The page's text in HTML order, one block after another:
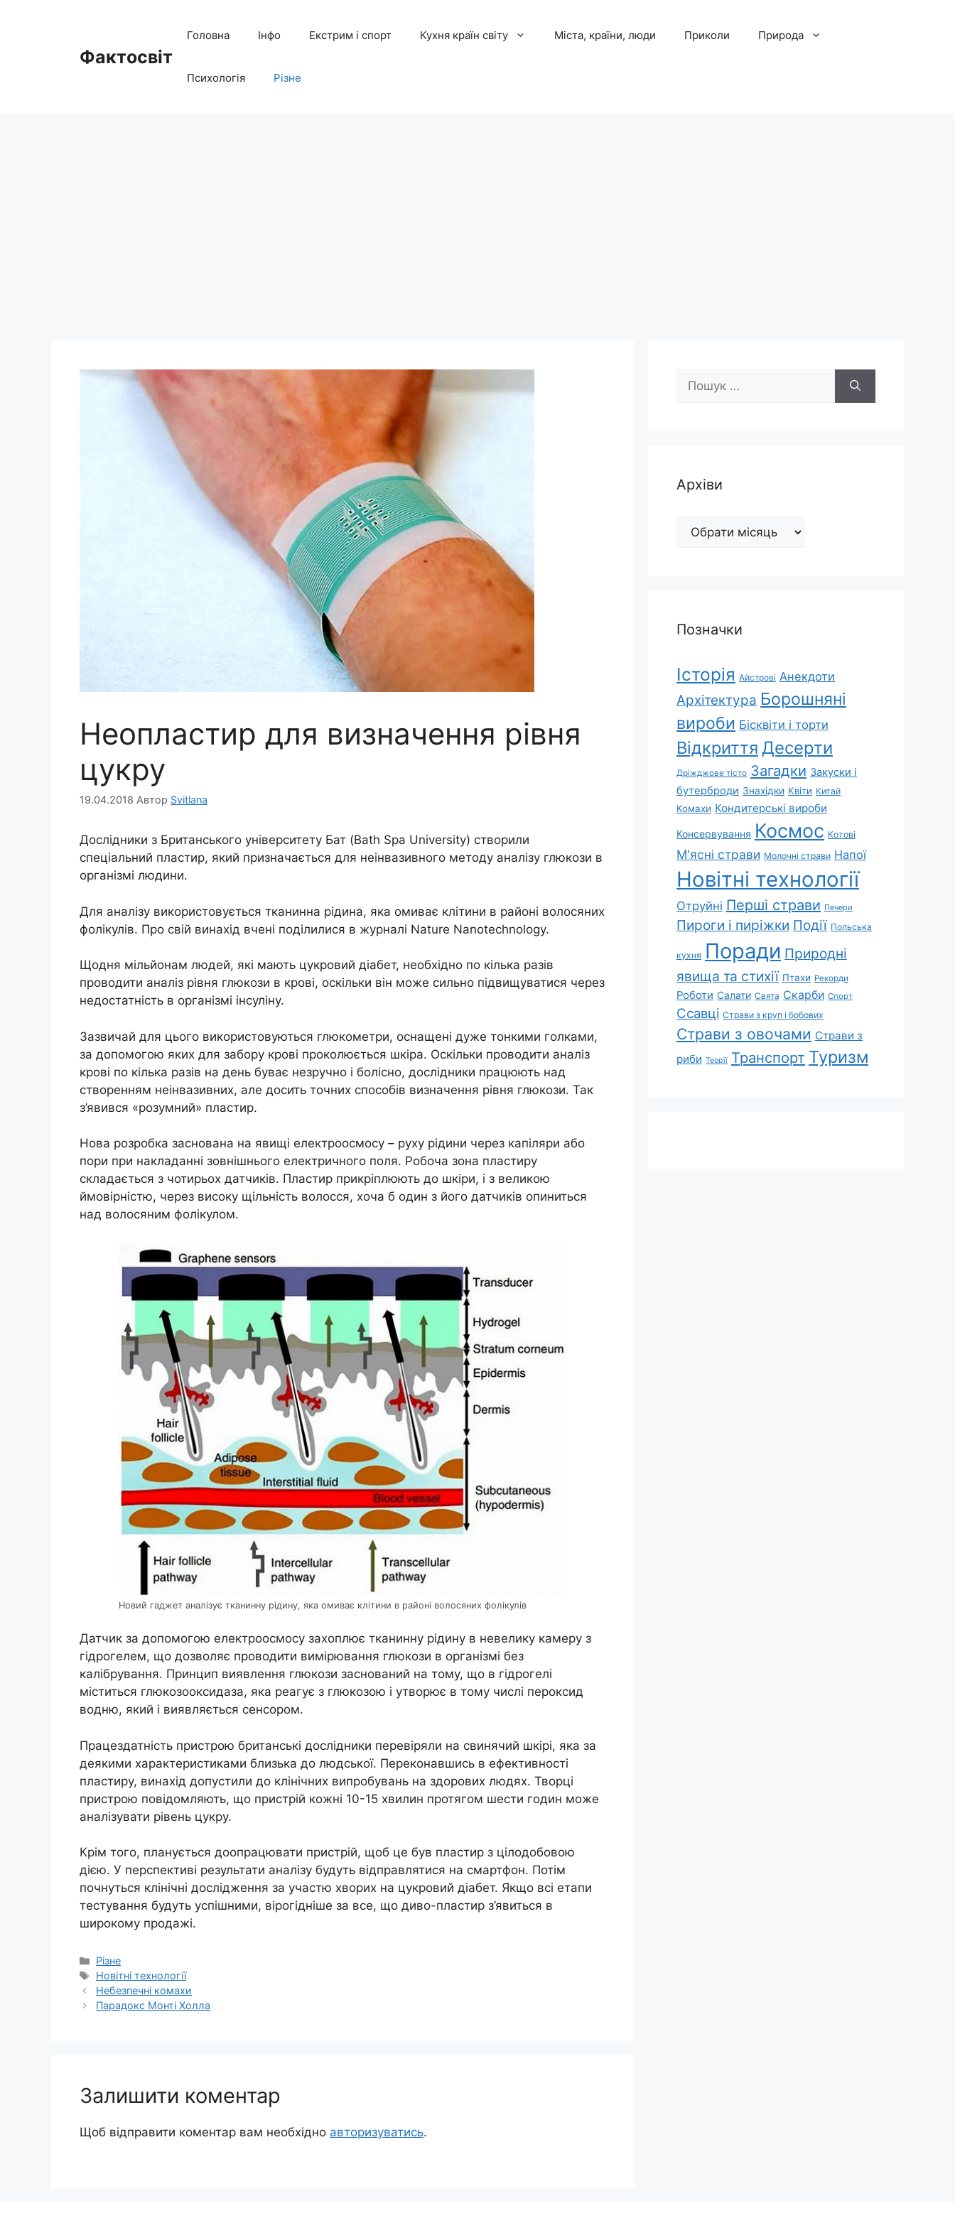
Фактосвіт
Головна Інфо Екстрим і спорт Кухня країн світу Міста, країни, люди Приколи Природа
Психологія Різне
Неопластир для визначення рівня
цукру
19.04.2018 Автор Svitlana
Дослідники з Британського університету Бат (Bath Spa University) створили
спеціальний пластир, який призначається для неінвазивного методу аналізу глюкози в
організмі людини.
Для аналізу використовується тканинна рідина, яка омиває клітини в районі волосяних
фолікулів. Про свій винахід вчені поділилися в журналі Nature Nanotechnology.
Щодня мільйонам людей, які мають цукровий діабет, необхідно по кілька разів
проводити аналіз рівня глюкози в крові, оскільки він може сильно підвищуватися через
недостатність в організмі інсуліну.
Зазвичай для цього використовуються глюкометри, оснащені дуже тонкими голками,
за допомогою яких для забору крові проколюється шкіра. Оскільки проводити аналіз
крові по кілька разів на день буває незручно і болісно, дослідники працюють над
створенням неінвазивних, але досить точних способів визначення рівня глюкози. Так
з’явився «розумний» пластир.
Нова розробка заснована на явищі електроосмосу – руху рідини через капіляри або
пори при накладанні зовнішнього електричного поля. Робоча зона пластиру
складається з чотирьох датчиків. Пластир прикріплюють до шкіри, і з великою
ймовірністю, через високу щільність волосся, хоча б один з його датчиків опиниться
над волосяним фолікулом.
Новий гаджет аналізує тканинну рідину, яка омиває клітини в районі волосяних фолікулів
Датчик за допомогою електроосмосу захоплює тканинну рідину в невелику камеру з
гідрогелем, що дозволяє проводити вимірювання глюкози в організмі без
калібрування. Принцип виявлення глюкози заснований на тому, що в гідрогелі
міститься глюкозооксидаза, яка реагує з глюкозою і утворює в тому числі пероксид
водню, який і виявляється сенсором.
Працездатність пристрою британські дослідники перевіряли на свинячий шкірі, яка за
деякими характеристиками близька до людської. Переконавшись в ефективності
пластиру, винахід допустили до клінічних випробувань на здорових людях. Творці
пристрою повідомляють, що пристрій кожні 10-15 хвилин протягом шести годин може
аналізувати рівень цукру.
Крім того, планується доопрацювати пристрій, щоб це був пластир з цілодобовою
дією. У перспективі результати аналізу будуть відправлятися на смартфон. Потім
почнуться клінічні дослідження за участю хворих на цукровий діабет. Якщо всі етапи
тестування будуть успішними, вірогідніше за все, що диво-пластир з’явиться в
широкому продажі.
Категорії
Різне
Позначки
Новітні технології
Небезпечні комахи
Парадокс Монті Холла
Залишити коментар
Щоб відправити коментар вам необхідно авторизуватись.
Пошук:
Архіви
Архіви
Позначки
Історія Айстрові Анекдоти
Архітектура Борошняні
вироби Бісквіти і торти
Відкриття Десерти
Дріжджове тісто Загадки Закуски і
бутерброди Знахідки Квіти Китай
Комахи Кондитерські вироби
Консервування Космос Котові
М'ясні страви Молочні страви Напої
Новітні технології
Отруйні Перші страви Печери
Пироги і пиріжки Події Польська
кухня Поради Природні
явища та стихії Птахи Рекорди
Роботи Салати Свята Скарби Спорт
Ссавці Страви з круп і бобових
Страви з овочами Страви з
риби Теорії Транспорт Туризм